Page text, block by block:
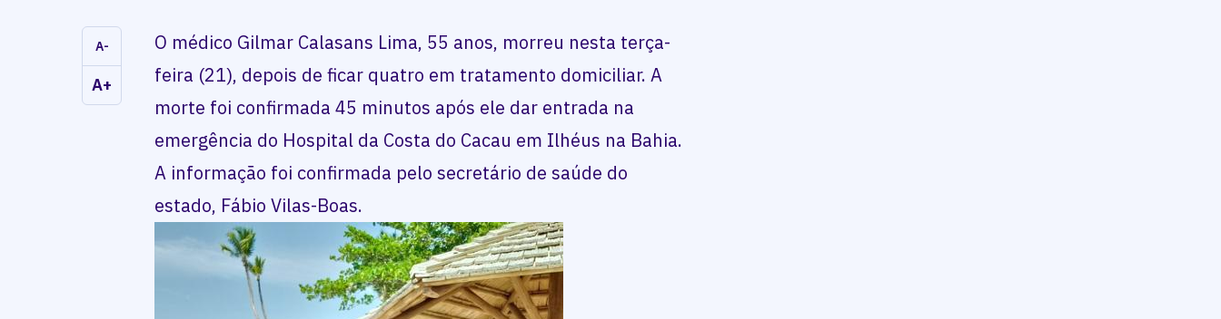
A-
A+
O médico Gilmar Calasans Lima, 55 anos, morreu nesta terça-
feira (21), depois de ficar quatro em tratamento domiciliar. A
morte foi confirmada 45 minutos após ele dar entrada na
emergência do Hospital da Costa do Cacau em Ilhéus na Bahia.
A informação foi confirmada pelo secretário de saúde do
estado, Fábio Vilas-Boas.